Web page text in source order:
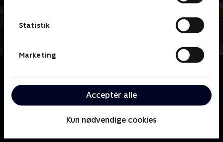
Statistik
Marketing
Acceptér alle
Kun nødvendige cookies
Fire singlefyre får en unik mulighed for at date en
flok bypiger i håbet om at finde den eneste ene.